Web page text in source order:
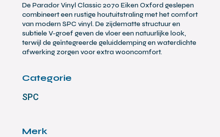
De Parador Vinyl Classic 2070 Eiken Oxford geslepen
combineert een rustige houtuitstraling met het comfort
van modern SPC vinyl. De zijdematte structuur en
subtiele V-groef geven de vloer een natuurlijke look,
terwijl de geïntegreerde geluiddemping en waterdichte
afwerking zorgen voor extra wooncomfort.
Categorie
SPC
Merk